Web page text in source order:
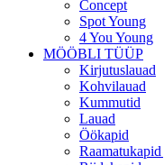
Concept
Spot Young
4 You Young
MÖÖBLI TÜÜP
Kirjutuslauad
Kohvilauad
Kummutid
Lauad
Öökapid